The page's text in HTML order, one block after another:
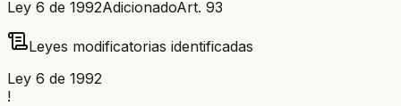
Ley 6 de 1992AdicionadoArt. 93
Leyes modificatorias identificadas
Ley 6 de 1992
!